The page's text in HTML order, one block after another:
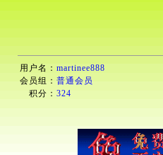
用户名： martinee888
会员组： 普通会员
积分： 324